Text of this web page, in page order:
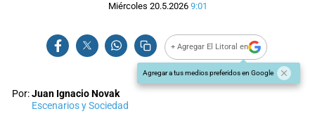
Miércoles 20.5.2026 9:01
+ Agregar El Litoral en
Agregar a tus medios preferidos en Google
Por:Juan Ignacio Novak
Escenarios y Sociedad